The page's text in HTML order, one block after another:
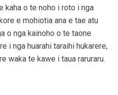
kaha o te noho i roto i nga
e mohiotia ana e tae atu
o nga kainoho o te taone
i nga huarahi taraihi hukarere,
waka te kawe i taua raruraru.